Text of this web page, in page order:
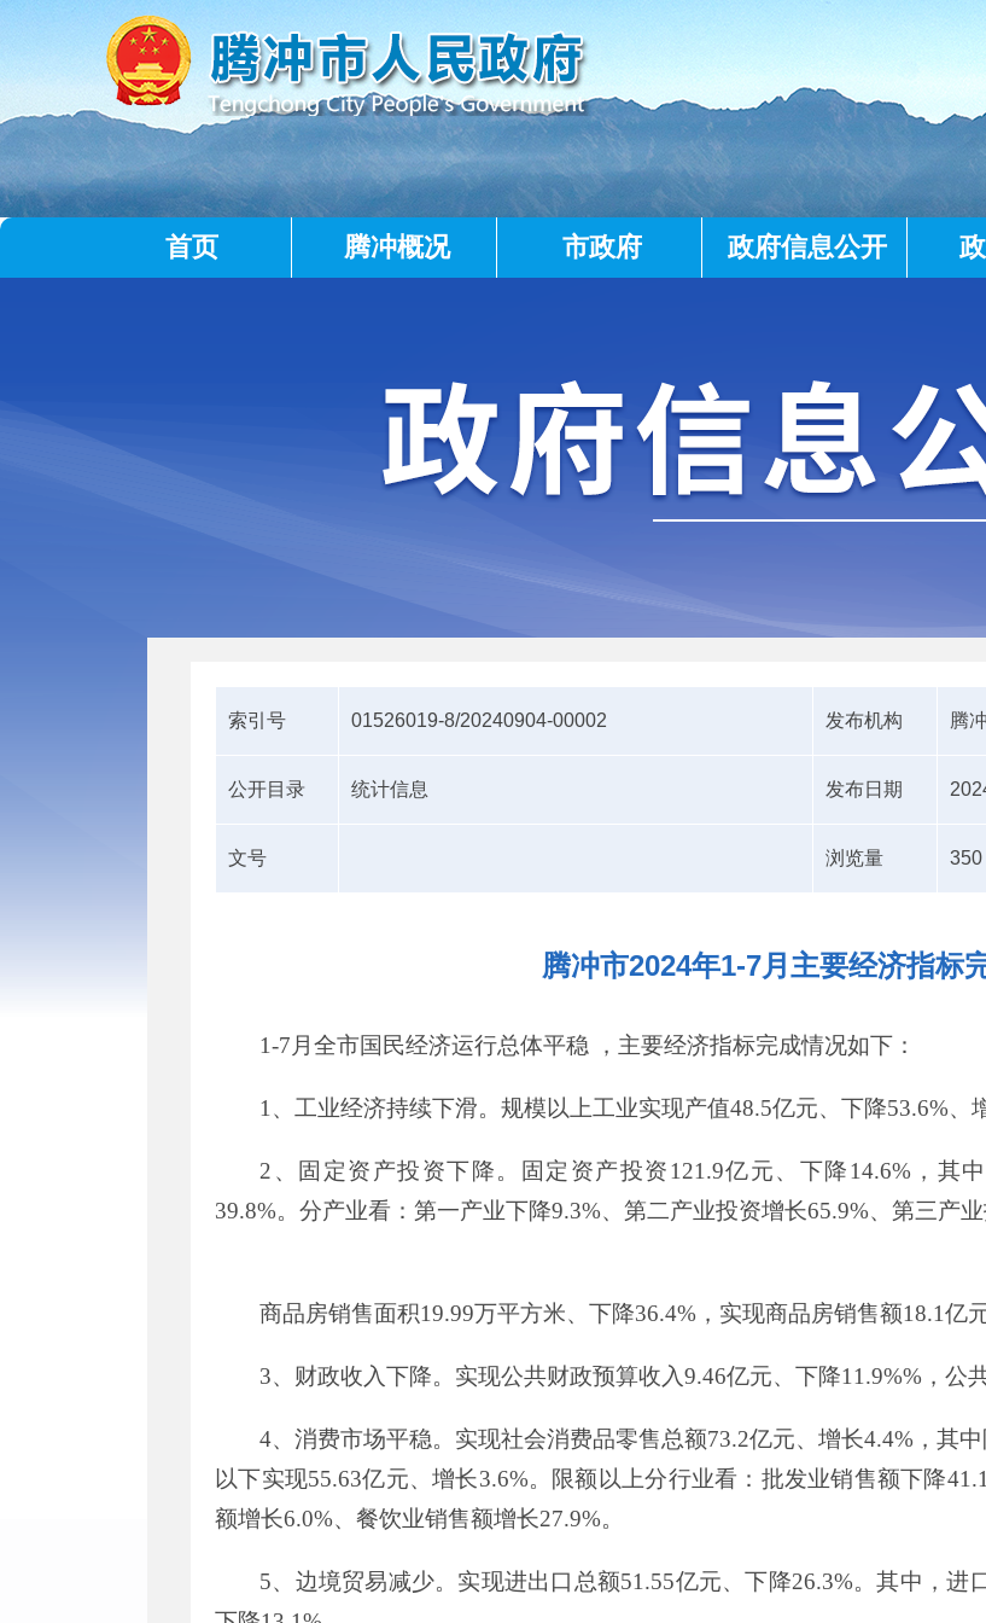
首页 腾冲概况 市政府 政府信息公开
索引号 01526019-8/20240904-00002 发布机构 腾
公开目录 统计信息 发布日期
文号 浏览量 350
腾冲市2024年1-7月主要经济指标
1-7 月全市国民经济运行总体平稳 ，主要经济指标完成情况如下：
1 、工业经济持续下滑。规模以上工业实现产值48.5亿元、下降53.6%、
2 、固定资产投资下降。固定资产投资121.9亿元、下降14.6%，其
39.8%。分产业看：第一产业下降9.3%、第二产业投资增长65.9%、第三产
商品房销售面积19.99万平方米、下降36.4% ，实现商品房销售额18.1亿
3、财政收入下降。实现公共财政预算收入9.46亿元、下降11.9%% ，公
4、消费市场平稳。实现社会消费品零售总额73.2亿元、增长4.4% ，其
以下实现55.63亿元、增长3.6%。限额以上分行业看：批发业销售额下降
额增长6.0%、餐饮业销售额增长27.9%。
5、边境贸易减少。实现进出口总额51.55亿元、下降26.3%。其中，进